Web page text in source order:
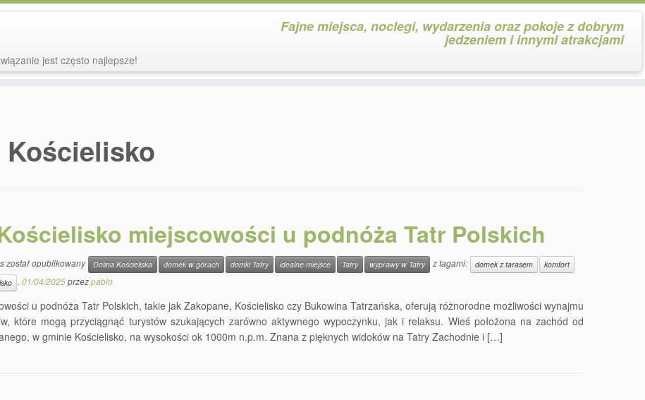
Fajne miejsca, noclegi, wydarzenia oraz pokoje z dobrym
jedzeniem i innymi atrakcjami
jest często najlepsze!
Kościelisko
miejscowości u podnóża Tatr Polskich
został opublikowany Dolina Kościeliska domek w górach domki Tatry idealne miejsce Tatry wyprawy w Tatry z tagami: domek z tarasem
komfort
. 01/04/2025przezpablo
u podnóża Tatr Polskich, takie jak Zakopane, Kościelisko czy Bukowina Tatrzańska, oferują różnorodne możliwości wynajmu
które mogą przyciągnąć turystów szukających zarówno aktywnego wypoczynku, jak i relaksu. Wieś położona na zachód od
w gminie Kościelisko, na wysokości ok 1000m n.p.m. Znana z pięknych widoków na Tatry Zachodnie i […]